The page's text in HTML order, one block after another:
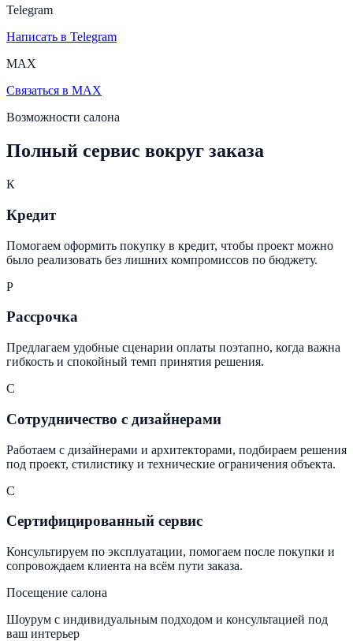
Telegram
Написать в Telegram
MAX
Связаться в MAX
Возможности салона
Полный сервис вокруг заказа
К
Кредит
Помогаем оформить покупку в кредит, чтобы проект можно
было реализовать без лишних компромиссов по бюджету.
Р
Рассрочка
Предлагаем удобные сценарии оплаты поэтапно, когда важна
гибкость и спокойный темп принятия решения.
С
Сотрудничество с дизайнерами
Работаем с дизайнерами и архитекторами, подбираем решения
под проект, стилистику и технические ограничения объекта.
С
Сертифицированный сервис
Консультируем по эксплуатации, помогаем после покупки и
сопровождаем клиента на всём пути заказа.
Посещение салона
Шоурум с индивидуальным подходом и консультацией под
ваш интерьер